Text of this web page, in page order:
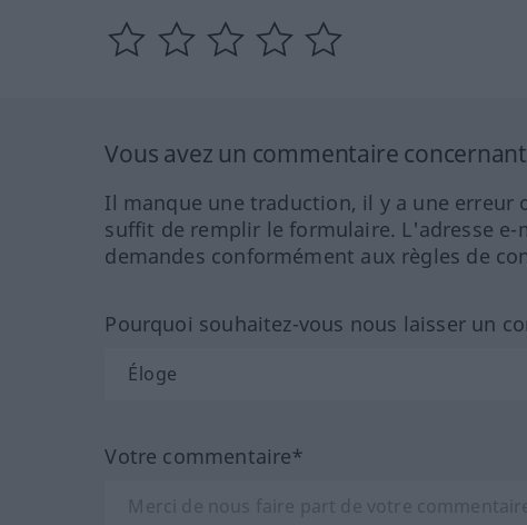
Vous avez un commentaire
Il manque une traduction, il y a une erreur
suffit de remplir le formulaire. L'adresse
demandes conformément aux règles de
Pourquoi souhaitez-vous nous laisser un
Votre commentaire*